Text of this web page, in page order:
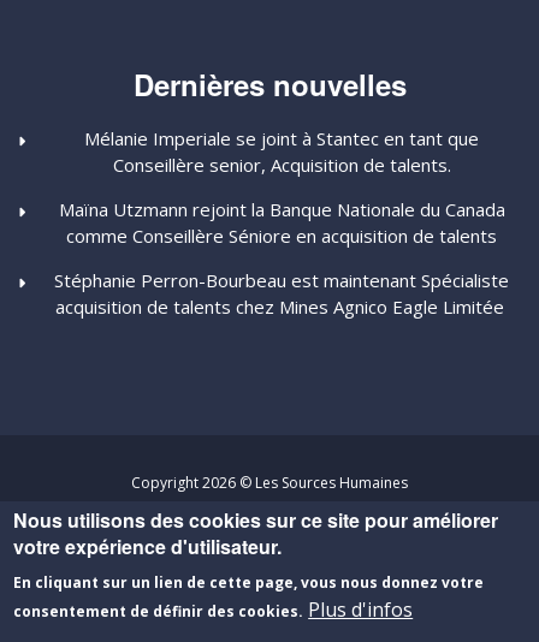
Dernières nouvelles
Mélanie Imperiale se joint à Stantec en tant que
Conseillère senior, Acquisition de talents.
Maïna Utzmann rejoint la Banque Nationale du Canada
comme Conseillère Séniore en acquisition de talents
Stéphanie Perron-Bourbeau est maintenant Spécialiste
acquisition de talents chez Mines Agnico Eagle Limitée
Copyright 2026 © Les Sources Humaines
Politique de confidentialité-Conditions d'utilisation
Nous utilisons des cookies sur ce site pour améliorer
votre expérience d'utilisateur.
En cliquant sur un lien de cette page, vous nous donnez votre
consentement de définir des cookies. Plus d'infos